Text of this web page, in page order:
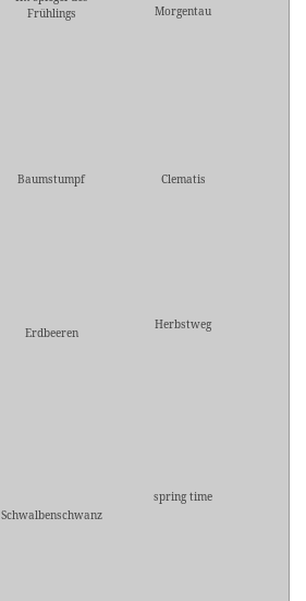
Frühlings
Morgentau
Baumstumpf
Clematis
Erdbeeren
Herbstweg
Schwalbenschwanz
spring time